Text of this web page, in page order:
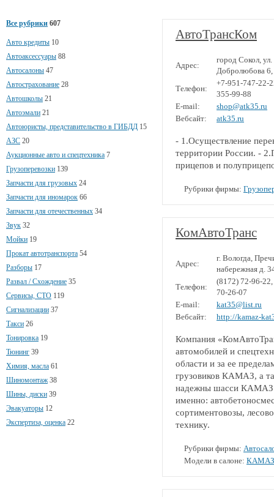
АвтоТрансКом
Адрес:
город Сокол, ул.
Добролюбова
Телефон:
+7-951-747-22-
355-99-88
E-mail:
shop@atk35.ru
Вебсайт:
atk35.ru
- 1.Осуществление
территории России. -
прицепов и
Рубрики фирмы:
КомАвтоТранс
Адрес:
г. Вологда,
набережная д.
Телефон:
(8172) 72-96-
70-26-07
E-mail:
kat35@list.ru
Вебсайт:
http://kamaz-
Компания
автомобилей и
области и за ее
грузовиков КАМАЗ, а
надежны шасси КАМАЗ
именно:
сортиментовозы,
технику.
Рубрики фирмы:
Модели в салоне: КАМАЗ
Все рубрики 607
Авто кредиты 10
Автоаксессуары 88
Автосалоны 47
Автострахование 28
Автошколы 21
Автоэмали 21
Автоюристы, представительство в ГИБДД 15
АЗС 20
Аукционные авто и спецтехника 7
Грузоперевозки 139
Запчасти для грузовых 24
Запчасти для иномарок 66
Запчасти для отечественных 34
Звук 32
Мойки 19
Прокат автотранспорта 54
Разборы 17
Развал / Схождение 35
Сервисы, СТО 119
Сигнализации 37
Такси 26
Тонировка 19
Тюнинг 39
Химия, масла 61
Шиномонтаж38
Шины, диски 39
Эвакуаторы 12
Экспертиза, оценка 22